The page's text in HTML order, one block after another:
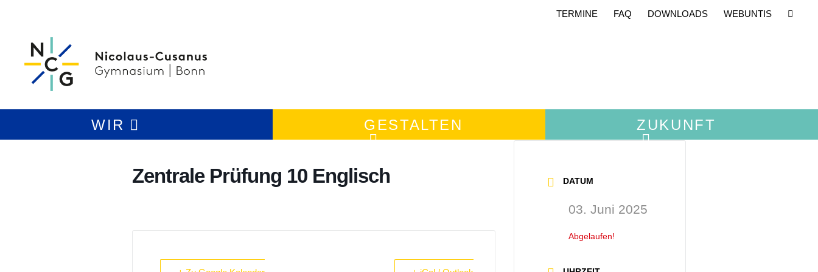
TERMINE FAQ DOWNLOADS WEBUNTIS
WIR GESTALTEN ZUKUNFT
Zentrale Prüfung 10 Englisch DATUM
03. Juni 2025
Abgelaufen!